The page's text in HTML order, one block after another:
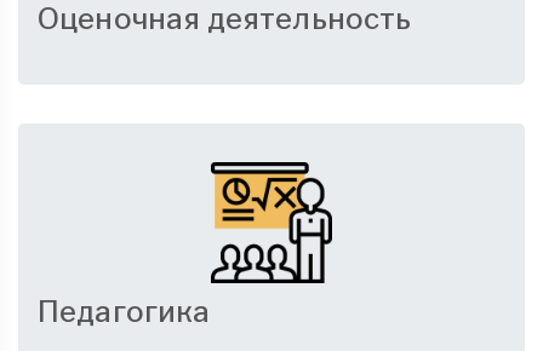
Оценочная деятельность
Педагогика